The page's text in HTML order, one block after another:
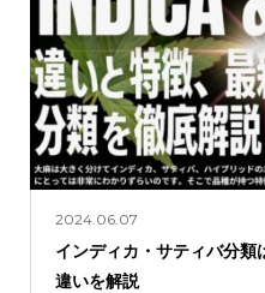
2024.06.07
インディカ・サティバ分類
違いを解説